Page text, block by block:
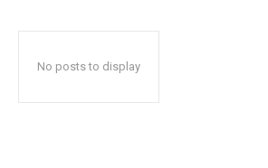
No posts to display